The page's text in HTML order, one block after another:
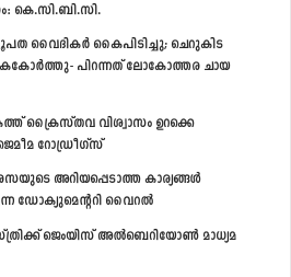
കെ.സി.ബി.സി.
വൈദികര്‍ കൈപിടിച്ചു; ചെറുകിട
പിറന്നത് ലോകോത്തര ചായ
ക്രൈസ്തവ വിശ്വാസം ഉറക്കെ
റോഡ്രീഗ്സ്
അറിയപ്പെടാത്ത കാര്യങ്ങള്‍
ഡോക്യുമെന്‍ററി വൈറല്‍
ജെംയിസ് അല്‍ബെറിയോണ്‍ മാധ്യമ